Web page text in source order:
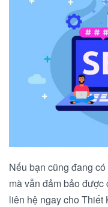
Nếu bạn cũng đang
mà vẫn đảm bảo
liên hệ ngay cho Thiết